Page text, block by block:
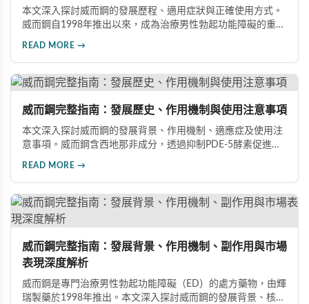
本文深入探討威而鋼的發展歷程、適用症狀與正確使用方式。
威而鋼自1998年推出以來，成為治療男性勃起功能障礙的重要
READ MORE →
威而鋼完整指南：發展歷史、作用機制與使用注意事項
本文深入探討威而鋼的發展背景、作用機制、適應症及使用注
意事項。威而鋼含西地那非成分，透過抑制PDE-5酵素促進血
READ MORE →
威而鋼完整指南：發展背景、作用機制、副作用與市場
表現深度解析
威而鋼是專門治療男性勃起功能障礙（ED）的處方藥物，由輝
瑞製藥於1998年推出。本文深入探討威而鋼的發展背景、核心